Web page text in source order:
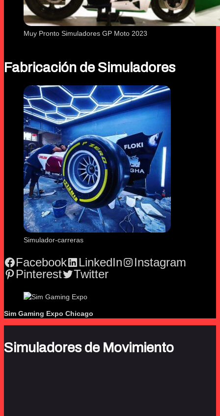
Muy Pronto Simuladores GP Moto 2023
Fabricación de Simuladores
Simulador-carreras
Facebook LinkedIn
Instagram
Pinterest
Twitter
Sim Gaming Expo Chicago
Simuladores de Movimiento